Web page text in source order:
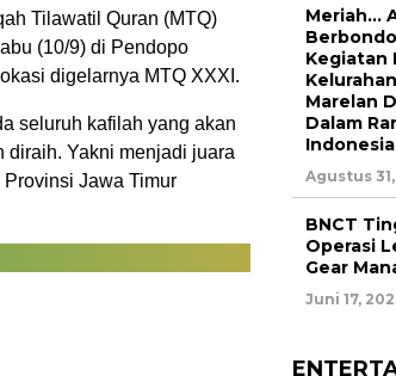
Tilawatil Quran (MTQ)
(10/9) di Pendopo
digelarnya MTQ XXXI.
seluruh kafilah yang akan
diraih. Yakni menjadi juara
Jawa Timur
Meriah…
Kegiatan
Marelan
Dalam
Agustus 31,
BNCT
Operasi
Gear
Juni 17,